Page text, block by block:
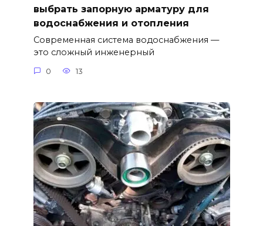
выбрать запорную арматуру для
водоснабжения и отопления
Современная система водоснабжения —
это сложный инженерный
0 13